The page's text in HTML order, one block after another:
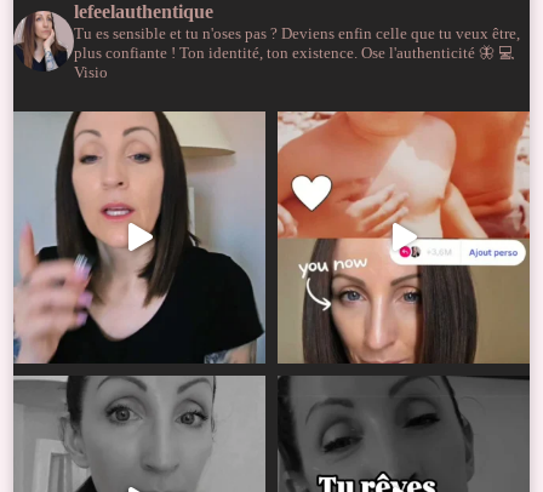
lefeelauthentique
Tu es sensible et tu n'oses pas ? Deviens enfin celle que tu veux être,
plus confiante ! Ton identité, ton existence. Ose l'authenticité 🦋 💻
Visio